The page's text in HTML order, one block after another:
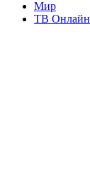
Мир
ТВ Онлайн